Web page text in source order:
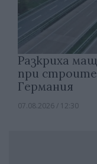
Разкриха
при
Германия
07.08.2026 / 12:30